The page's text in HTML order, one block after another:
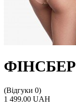
(Відгуки 0)
1 499.00 UAH